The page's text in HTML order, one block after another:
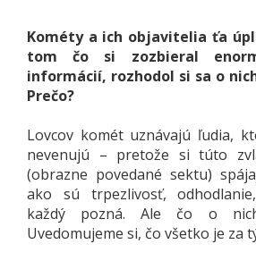
Kométy a ich objavitelia ťa
tom čo si zozbieral
informácií, rozhodol si sa o
Prečo?
Lovcov komét uznávajú ľudia,
nevenujú – pretože si túto
(obrazne povedané sektu)
ako sú trpezlivosť,
každý pozná. Ale čo o
Uvedomujeme si, čo všetko je za